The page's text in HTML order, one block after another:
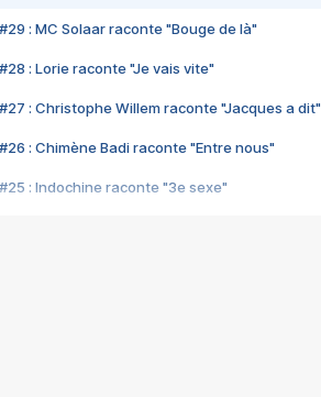
#29 : MC Solaar raconte "Bouge de là"
#28 : Lorie raconte "Je vais vite"
#27 : Christophe Willem raconte "Jacques a dit"
#26 : Chimène Badi raconte "Entre nous"
#25 : Indochine raconte "3e sexe"